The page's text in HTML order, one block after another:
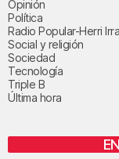
Opinión
Política
Radio Popular-Herri
Social y religión
Sociedad
Tecnología
Triple B
Última hora